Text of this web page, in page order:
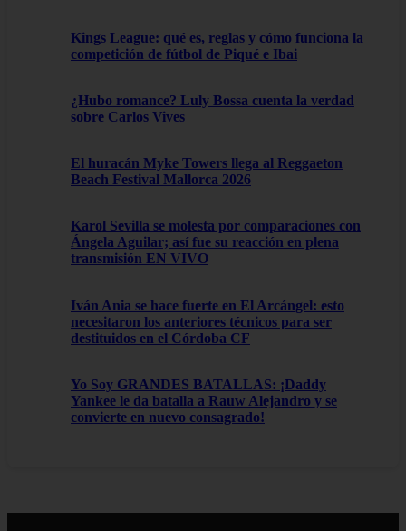
Kings League: qué es, reglas y cómo funciona la
competición de fútbol de Piqué e Ibai
¿Hubo romance? Luly Bossa cuenta la verdad
sobre Carlos Vives
El huracán Myke Towers llega al Reggaeton
Beach Festival Mallorca 2026
Karol Sevilla se molesta por comparaciones con
Ángela Aguilar; así fue su reacción en plena
transmisión EN VIVO
Iván Ania se hace fuerte en El Arcángel: esto
necesitaron los anteriores técnicos para ser
destituidos en el Córdoba CF
Yo Soy GRANDES BATALLAS: ¡Daddy
Yankee le da batalla a Rauw Alejandro y se
convierte en nuevo consagrado!